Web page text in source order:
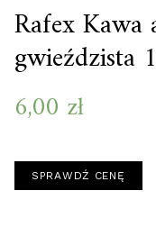
Rafex
gwieździsta
6,00 zł
SPRAWDŹ CENĘ